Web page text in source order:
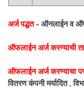
अर्ज पद्धत - ऑनलाईन व
ऑफलाईन अर्ज करण्याची
ऑफलाईन अर्ज करण्याचा
वितरण कंपनी मर्यादित ,